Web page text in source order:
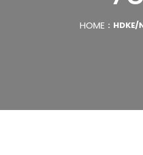
HOME HDKE/